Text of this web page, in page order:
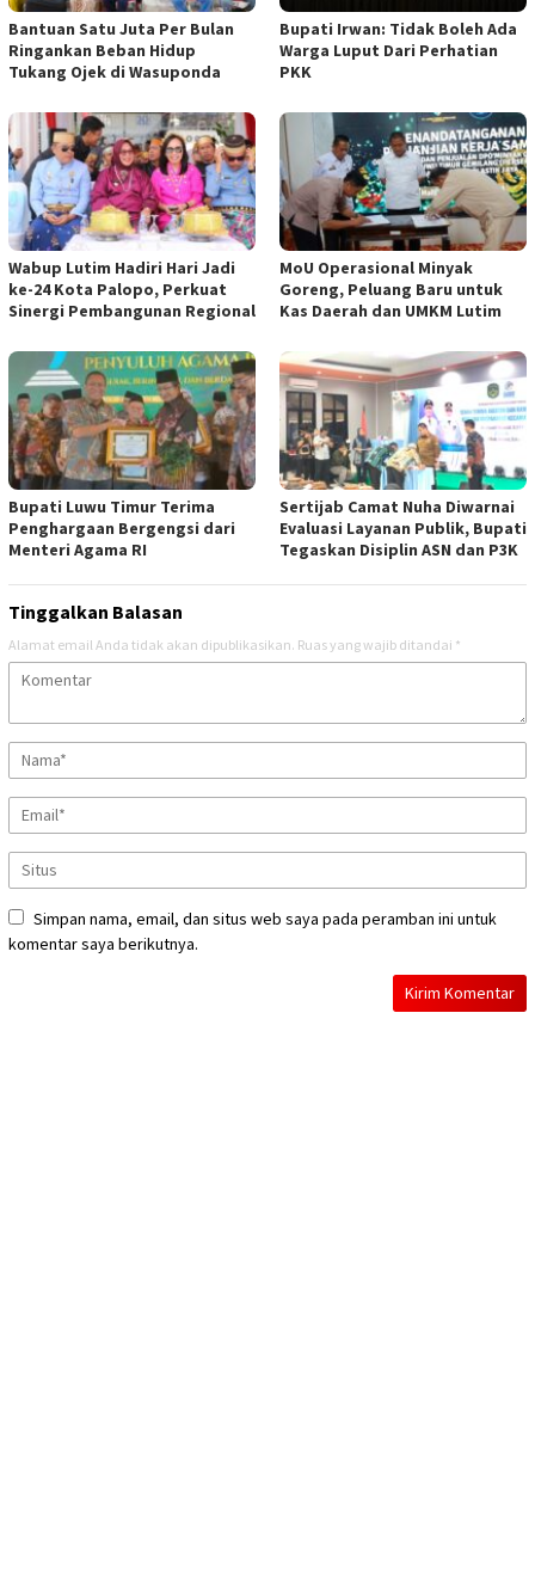
Bantuan Satu Juta Per Bulan
Ringankan Beban Hidup
Tukang Ojek di Wasuponda
Bupati Irwan: Tidak Boleh Ada
Warga Luput Dari Perhatian
PKK
Wabup Lutim Hadiri Hari Jadi
ke-24 Kota Palopo, Perkuat
Sinergi Pembangunan Regional
MoU Operasional Minyak
Goreng, Peluang Baru untuk
Kas Daerah dan UMKM Lutim ‎
Bupati Luwu Timur Terima
Penghargaan Bergengsi dari
Menteri Agama RI
Sertijab Camat Nuha Diwarnai
Evaluasi Layanan Publik, Bupati
Tegaskan Disiplin ASN dan P3K
Tinggalkan Balasan
Alamat email Anda tidak akan dipublikasikan. Ruas yang wajib ditandai *
Simpan nama, email, dan situs web saya pada peramban ini untuk
komentar saya berikutnya.